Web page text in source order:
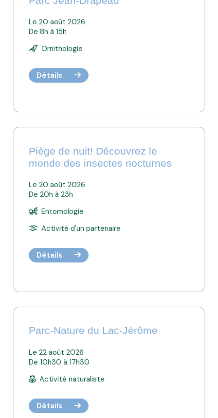
Le 20 août 2026
De 8h à 15h
Ornithologie
Détails
Piège de nuit! Découvrez le
monde des insectes nocturnes
Le 20 août 2026
De 20h à 23h
Entomologie
Activité d'un partenaire
Détails
Parc-Nature du Lac-Jérôme
Le 22 août 2026
De 10h30 à 17h30
Activité naturaliste
Détails